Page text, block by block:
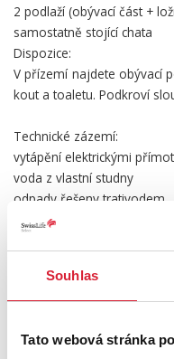
Souhlas
Tato webová stránka
2 podlaží (obývací část +
samostatně stojící chata
Dispozice:
V přízemí najdete obývací
kout a toaletu. Podkroví
Technické zázemí:
vytápění elektrickými
voda z vlastní studny
odpady řešeny trativodem
12 minut). Ideální pro
odpočinek mimo
víkendové pobyty).